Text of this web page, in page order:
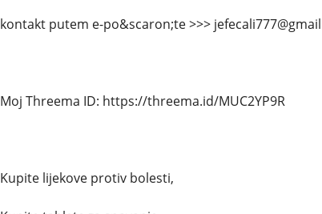
kontakt putem e-po&scaron;te >>>
Moj Threema ID: https://threema.id/MUC2YP9R
Kupite lijekove protiv bolesti,